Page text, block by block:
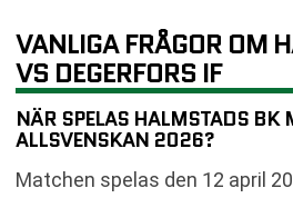
VANLIGA FRÅGOR OM
VS DEGERFORS IF
NÄR SPELAS HALMSTADS BK
ALLSVENSKAN 2026?
Matchen spelas den 12 april